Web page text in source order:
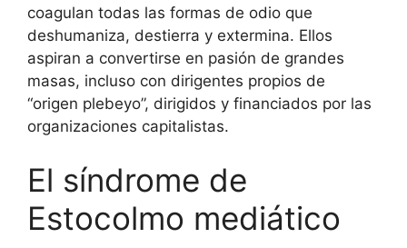
coagulan todas las formas de odio que
deshumaniza, destierra y extermina. Ellos
aspiran a convertirse en pasión de grandes
masas, incluso con dirigentes propios de
“origen plebeyo”, dirigidos y financiados por las
organizaciones capitalistas.
El síndrome de
Estocolmo mediático